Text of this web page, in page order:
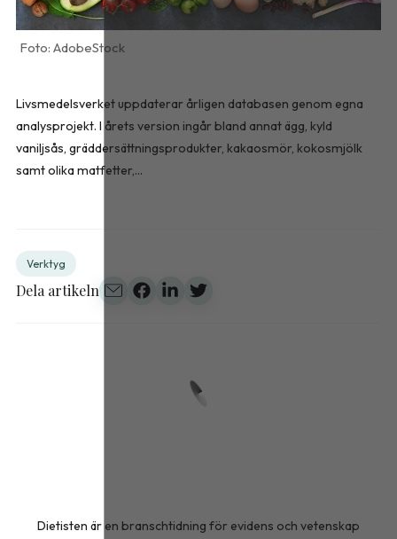
AdobeStock
Livsmedelsverket uppdaterar årligen databasen genom egna
analysprojekt. I årets version ingår bland annat ägg, kyld
vaniljsås, gräddersättningsprodukter, kakaosmör, kokosmjölk
samt olika matfetter,...
Verktyg
Dela artikeln
Dietisten är en branschtidning för evidens och vetenskap